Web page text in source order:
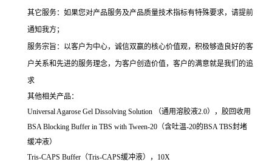
其它服务：如果您对产品服务及产品质量技术指标有特殊要求，请提前
通知我方；
服务宗旨：以客户为中心，诚信双赢的核心价值观，积极够造良好的客
户关系和先进的服务理念，为客户创造价值，客户的满意就是我们的追
求
其他相关产品：
Universal Agarose Gel Dissolving Solution （通用溶胶液2.0），胶回收用
BSA Blocking Buffer in TBS with Tween-20（含吐温-20的BSA TBS封堵
缓冲液）
Tris-CAPS Buffer（Tris-CAPS缓冲液），10X